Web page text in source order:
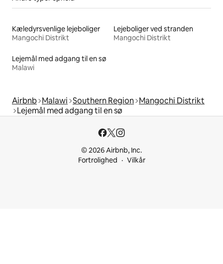
Kæledyrsvenlige lejeboliger
Mangochi Distrikt
Lejeboliger ved stranden
Mangochi Distrikt
Lejemål med adgang til en sø
Malawi
Airbnb Malawi Southern Region Mangochi Distrikt
Lejemål med adgang til en sø
© 2026 Airbnb, Inc.
Fortrolighed
Vilkår